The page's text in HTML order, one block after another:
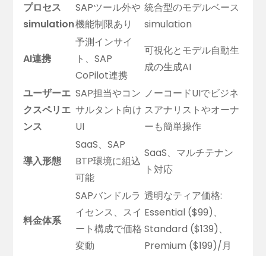
プロセス
simulation
SAPツール外や
機能制限あり
統合型のモデルベース
simulation
AI連携
予測インサイ
ト、SAP
CoPilot連携
可視化とモデル自動生
成の生成AI
ユーザーエ
クスペリエ
ンス
SAP担当やコン
サルタント向け
UI
ノーコードUIでビジネ
スアナリストやオーナ
ーも簡単操作
導入形態
SaaS、SAP
BTP環境に組込
可能
SaaS、マルチテナン
ト対応
料金体系
SAPバンドルラ
イセンス、スイ
ート構成で価格
変動
透明なティア価格:
Essential ($99)、
Standard ($139)、
Premium ($199)/月